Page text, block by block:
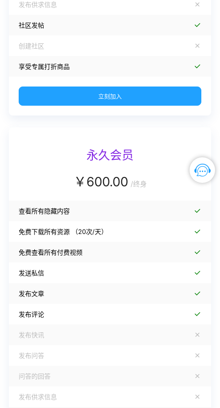
发布供求信息
社区发帖
创建社区
享受专属打折商品
立刻加入
永久会员
￥600.00 /终身
查看所有隐藏内容
免费下载所有资源 （20次/天）
免费查看所有付费视频
发送私信
发布文章
发布评论
发布快讯
发布问答
问答的回答
发布供求信息